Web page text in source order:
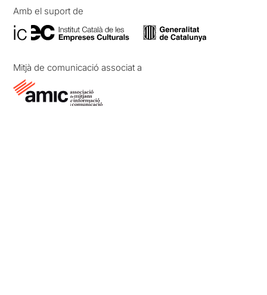
Amb el suport de
Mitjà de comunicació associat a